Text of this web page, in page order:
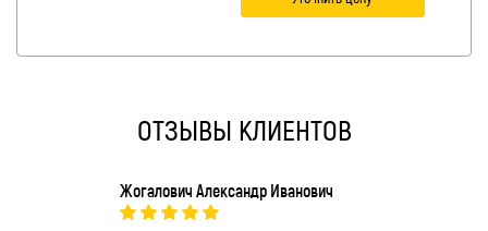
ОТЗЫВЫ КЛИЕНТОВ
Жогалович Александр Иванович